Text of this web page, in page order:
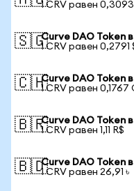
1 CRV равен
🇸🇬Curve DAO Token
1 CRV равен 0,2791
🇨🇭Curve DAO Token
1 CRV равен 0,1767
🇧🇷Curve DAO Token
1 CRV равен 1,11 R$
🇧🇩Curve DAO Token
1 CRV равен 26,91 ৳